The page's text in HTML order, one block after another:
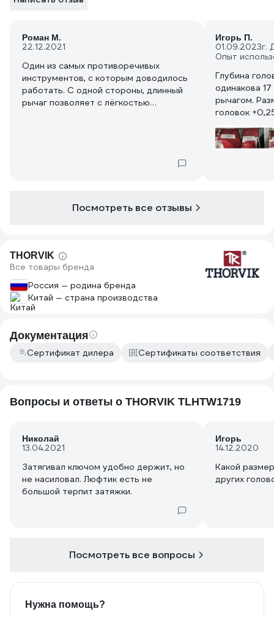
Роман М.
22.12.2021
Один из самых противоречивых
инструментов, с которым доводилось
работать. С одной стороны, длинный
рычаг позволяет с лёгкостью
стороны, массивная конструкция с
стороны, переставная головка 17Х19
позволяет объединить два ключа в
одном, с другой стороны, двумя
монолитными балонниками работать
было много комфортнее. Но эти все
рассуждения с позиции физически
рычага и прилагаемое усилие совсем
не критичны. Другое дело, хрупкая
девушка, которой со штатным ключом
тяжеленной, люфтящей железякой?
Если сам не попробуешь, вряд ли
спорный девайс.
Игорь П.
01.09.2023г.
Опыт
Глубина
одинакова
рычагом.
головок
Посмотреть все отзывы
THORVIK
Все товары бренда
Россия — родина бренда
Китай — страна производства
Документация
Сертификат дилера Сертификаты соответствия
Вопросы и ответы о THORVIK TLHTW1719
Николай
13.04.2021
Затягивал ключом удобно держит, но
не насиловал. Люфтик есть не
большой терпит затяжки.
Игорь
14.12.2020
Какой
других
Посмотреть все вопросы
Нужна помощь?